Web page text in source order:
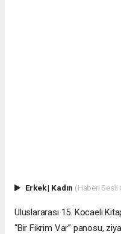
Erkek| Kadın (Haberi Sesli
Uluslararası 15. Kocaeli
“Bir Fikrim Var” panosu,